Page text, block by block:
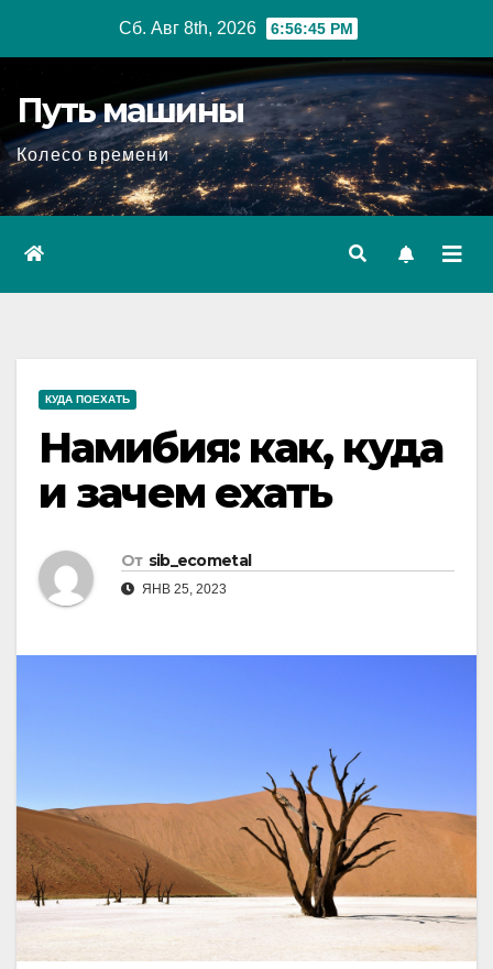
Сб. Авг 8th, 2026 6:56:46 PM
Путь машины
Колесо времени
КУДА ПОЕХАТЬ
Намибия: как, куда
и зачем ехать
От sib_ecometal
ЯНВ 25, 2023